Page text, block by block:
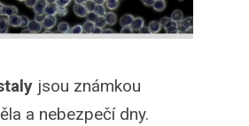
jsou známkou
a nebezpečí dny.